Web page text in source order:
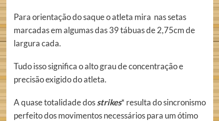
Para orientação do saque o atleta mira nas setas
marcadas em algumas das 39 tábuas de 2,75cm de
largura cada.
Tudo isso significa o alto grau de concentração e
precisão exigido do atleta.
A quase totalidade dosstrikes* resulta do sincronismo
perfeito dos movimentos necessários para um ótimo